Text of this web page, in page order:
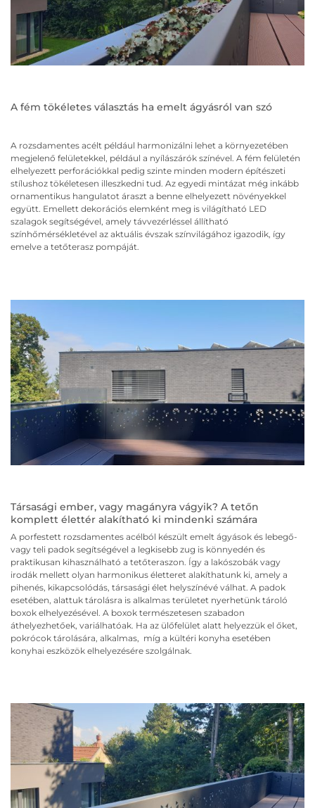
A fém tökéletes választás ha emelt ágyásról van szó
A rozsdamentes acélt például harmonizálni lehet a környezetében
megjelenő felületekkel, például a nyílászárók színével. A fém felületén
elhelyezett perforációkkal pedig szinte minden modern építészeti
stílushoz tökéletesen illeszkedni tud. Az egyedi mintázat még inkább
ornamentikus hangulatot áraszt a benne elhelyezett növényekkel
együtt. Emellett dekorációs elemként meg is világítható LED
szalagok segítségével, amely távvezérléssel állítható
színhőmérsékletével az aktuális évszak színvilágához igazodik, így
emelve a tetőterasz pompáját.
Társasági ember, vagy magányra vágyik? A tetőn
komplett élettér alakítható ki mindenki számára
A porfestett rozsdamentes acélból készült emelt ágyások és lebegő-
vagy teli padok segítségével a legkisebb zug is könnyedén és
praktikusan kihasználható a tetőteraszon. Így a lakószobák vagy
irodák mellett olyan harmonikus életteret alakíthatunk ki, amely a
pihenés, kikapcsolódás, társasági élet helyszínévé válhat. A padok
esetében, alattuk tárolásra is alkalmas területet nyerhetünk tároló
boxok elhelyezésével. A boxok természetesen szabadon
áthelyezhetőek, variálhatóak. Ha az ülőfelület alatt helyezzük el őket,
pokrócok tárolására, alkalmas, míg a kültéri konyha esetében
konyhai eszközök elhelyezésére szolgálnak.